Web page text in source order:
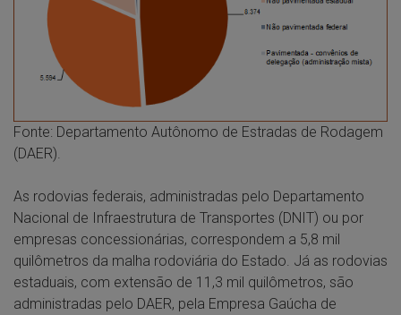
Fonte: Departamento Autônomo de Estradas de Rodagem
(DAER).
As rodovias federais, administradas pelo Departamento
Nacional de Infraestrutura de Transportes (DNIT) ou por
empresas concessionárias, correspondem a 5,8 mil
quilômetros da malha rodoviária do Estado. Já as rodovias
estaduais, com extensão de 11,3 mil quilômetros, são
administradas pelo DAER, pela Empresa Gaúcha de